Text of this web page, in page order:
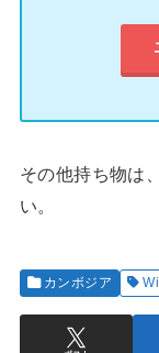
その他持ち物は、
い。
カンボジア